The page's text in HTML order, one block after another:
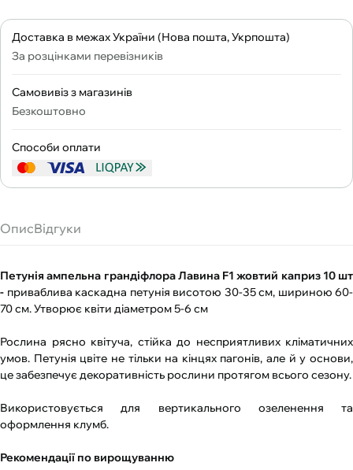
Доставка в межах України (Нова пошта, Укрпошта)
За розцінками перевізників
Самовивіз з магазинів
Безкоштовно
Способи оплати
ОписВідгуки
Петунія ампельна грандіфлора Лавина F1 жовтий каприз 10 шт
- приваблива каскадна петунія висотою 30-35 см, шириною 60-
70 см. Утворює квіти діаметром 5-6 см
Рослина рясно квітуча, стійка до несприятливих кліматичних
умов. Петунія цвіте не тільки на кінцях пагонів, але й у основи,
це забезпечує декоративність рослини протягом всього сезону.
Використовується для вертикального озеленення та
оформлення клумб.
Рекомендації по вирощуванню